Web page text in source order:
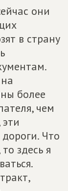
они
в страну
более
чем
Что
здесь я